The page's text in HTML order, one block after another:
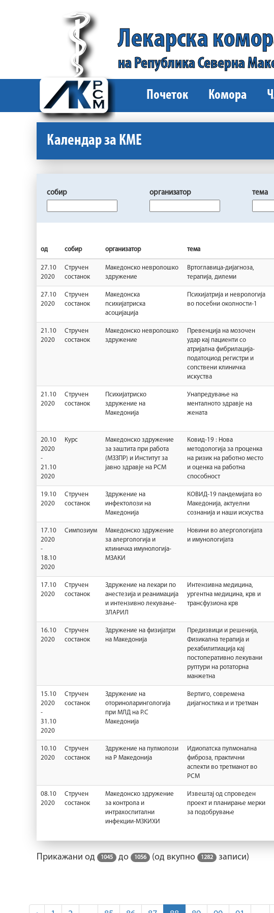
Лекарска
на Република Северна
Почеток Комора
Календар за КМЕ
собир организатор
тема
од собир организатор тема
27.10
2020
Стручен
состанок
Македонско невролошко
здружение
Вртоглавица-дијагноза,
терапија, дилеми
27.10
2020
Стручен
состанок
Maкедонска
психијатриска
асоцијација
Психијатрија и неврологија
во посебни околности-1
21.10
2020
Стручен
состанок
Македонско невролошко
здружение
Превенција на мозочен
удар кај пациенти со
aтријална фибрилација-
податоциод регистри и
сопствени клиничка
искуства
21.10
2020
Стручен
состанок
Психијатриско
здружение на
Македонија
Унапредување на
менталното здравје на
жената
20.10
2020
-
21.10
2020
Курс
Македонско здружение
за заштита при работа
(МЗЗПР) и Институт за
јавно здравје на РСМ
Ковид-19 : Нова
методологија за проценка
на ризик на работно место
и оценка на работна
способност
19.10
2020
Стручен
состанок
Здружение на
инфектолози на
Македонија
КОВИД-19 пандемијата во
Македонија, актуелни
сознанија и наши искуства
17.10
2020
-
18.10
2020
Симпозиум
Македонско здружение
за алергологија и
клиничка имунологија-
МЗАКИ
Новини во алергологијата
и имунологијата
17.10
2020
Стручен
состанок
Здружение на лекари по
анестезија и реанимација
и интензивно лекување-
ЗЛАРИЛ
Интензивна медицина,
ургентна медицина, крв и
трансфузиона крв
16.10
2020
Стручен
состанок
Здружение на физијатри
на Македонија
Предизвици и решенија,
Физикална терапија и
рехабилитиација кај
постоперативно лекувани
руптури на ротаторна
манжетна
15.10
2020
-
31.10
2020
Стручен
состанок
Здружение на
оториноларингологија
при МЛД на Р.С
Македонија
Вертиго, современа
дијагностика и и третман
10.10
2020
Стручен
состанок
Здружение на пулмолози
на Р Македонија
Идиопатска пулмонална
фиброза, практични
аспекти во третманот во
РСМ
08.10
2020
Стручен
состанок
Македонско здружение
за контрола и
интрахоспитални
инфекции-МЗКИХИ
Извештај од спроведен
проект и планирање мерки
за подобрување
Прикажани од 1045 до 1056 (од вкупно 1282 записи)